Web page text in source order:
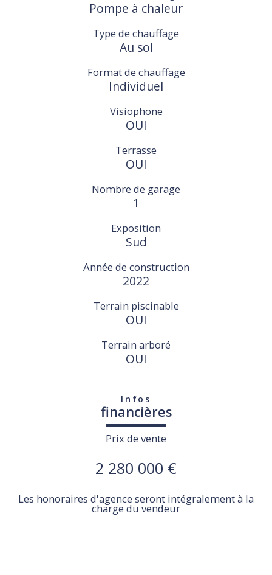
Pompe à chaleur
Type de chauffage
Au sol
Format de chauffage
Individuel
Visiophone
OUI
Terrasse
OUI
Nombre de garage
1
Exposition
Sud
Année de construction
2022
Terrain piscinable
OUI
Terrain arboré
OUI
Infos
financières
Prix de vente
2 280 000 €
Les honoraires d'agence seront intégralement à la
charge du vendeur